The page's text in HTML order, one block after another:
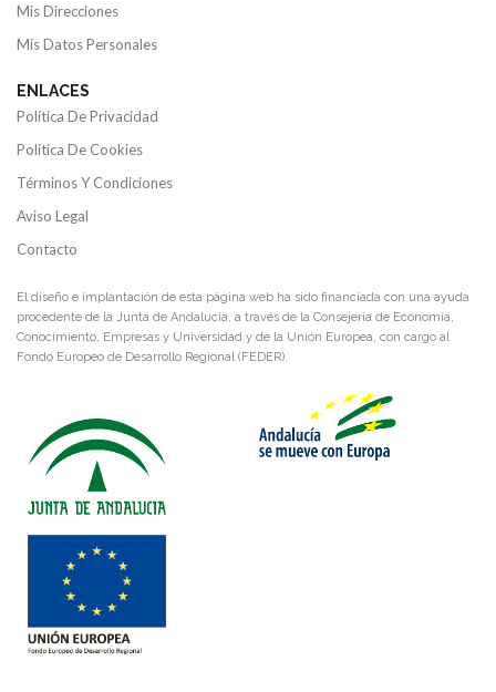
Mis Direcciones
Mis Datos Personales
ENLACES
Política De Privacidad
Política De Cookies
Términos Y Condiciones
Aviso Legal
Contacto
El diseño e implantación de esta página web ha sido financiada con una ayuda
procedente de la Junta de Andalucía, a través de la Consejería de Economía,
Conocimiento, Empresas y Universidad y de la Unión Europea, con cargo al
Fondo Europeo de Desarrollo Regional (FEDER).